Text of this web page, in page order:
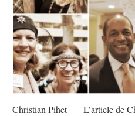
Christian Pihet – – L’article de